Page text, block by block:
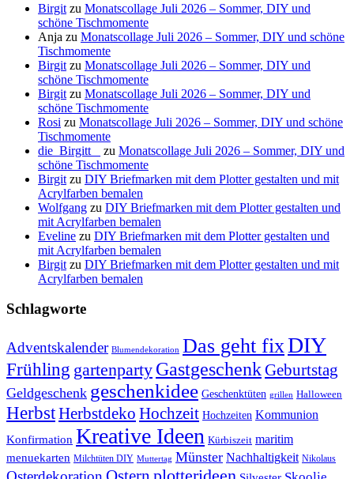
Birgit zu Monatscollage Juli 2026 – Sommer, DIY und
schöne Tischmomente
Anja zu Monatscollage Juli 2026 – Sommer, DIY und schöne
Tischmomente
Birgit zu Monatscollage Juli 2026 – Sommer, DIY und
schöne Tischmomente
Birgit zu Monatscollage Juli 2026 – Sommer, DIY und
schöne Tischmomente
Rosi zu Monatscollage Juli 2026 – Sommer, DIY und schöne
Tischmomente
die_Birgitt _
zu Monatscollage Juli 2026 – Sommer, DIY und
schöne Tischmomente
Birgit zu DIY Briefmarken mit dem Plotter gestalten und mit
Acrylfarben bemalen
Wolfgang zu DIY Briefmarken mit dem Plotter gestalten und
mit Acrylfarben bemalen
Eveline zu DIY Briefmarken mit dem Plotter gestalten und
mit Acrylfarben bemalen
Birgit zu DIY Briefmarken mit dem Plotter gestalten und mit
Acrylfarben bemalen
Schlagworte
Adventskalender Blumendekoration Das geht fixDIY
Frühling gartenparty GastgeschenkGeburtstag
Geldgeschenk geschenkidee Geschenktüten grillen Halloween
HerbstHerbstdeko Hochzeit Hochzeiten Kommunion
Konfirmation Kreative Ideen Kürbiszeit maritim
menuekarten Milchtüten DIY Muttertag Münster Nachhaltigkeit Nikolaus